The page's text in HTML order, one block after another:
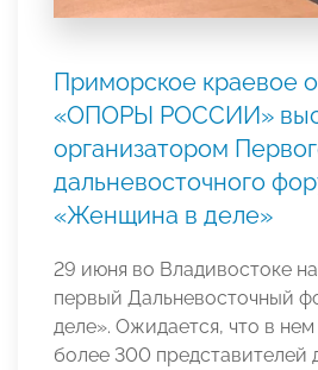
Приморское краевое
«ОПОРЫ РОССИИ»
организатором
дальневосточного
«Женщина в деле»
29 июня во Владивостоке
первый Дальневосточный
деле». Ожидается, что в
более 300 представителей